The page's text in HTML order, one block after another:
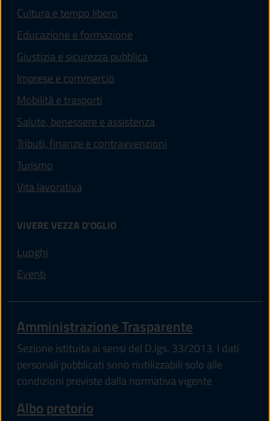
Cultura e tempo libero
Educazione e formazione
Giustizia e sicurezza pubblica
Imprese e commercio
Mobilità e trasporti
Salute, benessere e assistenza
Tributi, finanze e contravvenzioni
Turismo
Vita lavorativa
VIVERE VEZZA D'OGLIO
Luoghi
Eventi
Amministrazione Trasparente
Sezione istituita ai sensi del D.lgs. 33/2013. I dati
personali pubblicati sono riutilizzabili solo alle
condizioni previste dalla normativa vigente
Albo pretorio